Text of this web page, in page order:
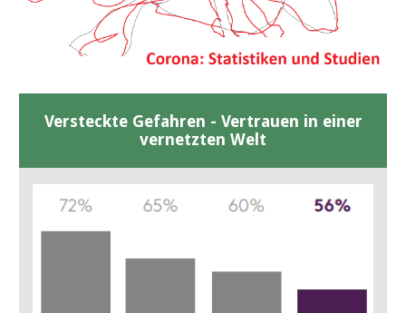
Versteckte Gefahren - Vertrauen in einer
vernetzten Welt